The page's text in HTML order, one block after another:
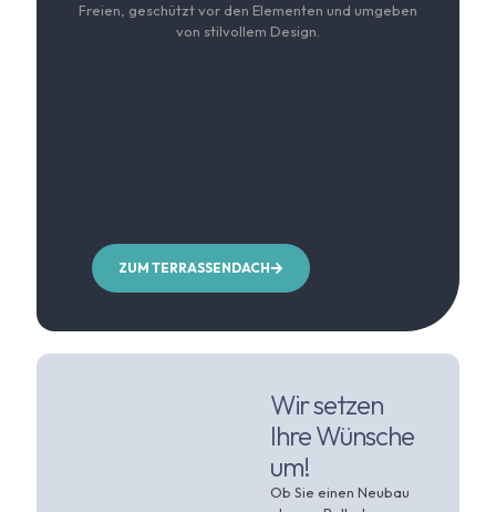
Freien, geschützt vor den Elementen und umgeben
von stilvollem Design.
ZUM TERRASSENDACH
Wir setzen
Ihre Wünsche
um!
Ob Sie einen Neubau